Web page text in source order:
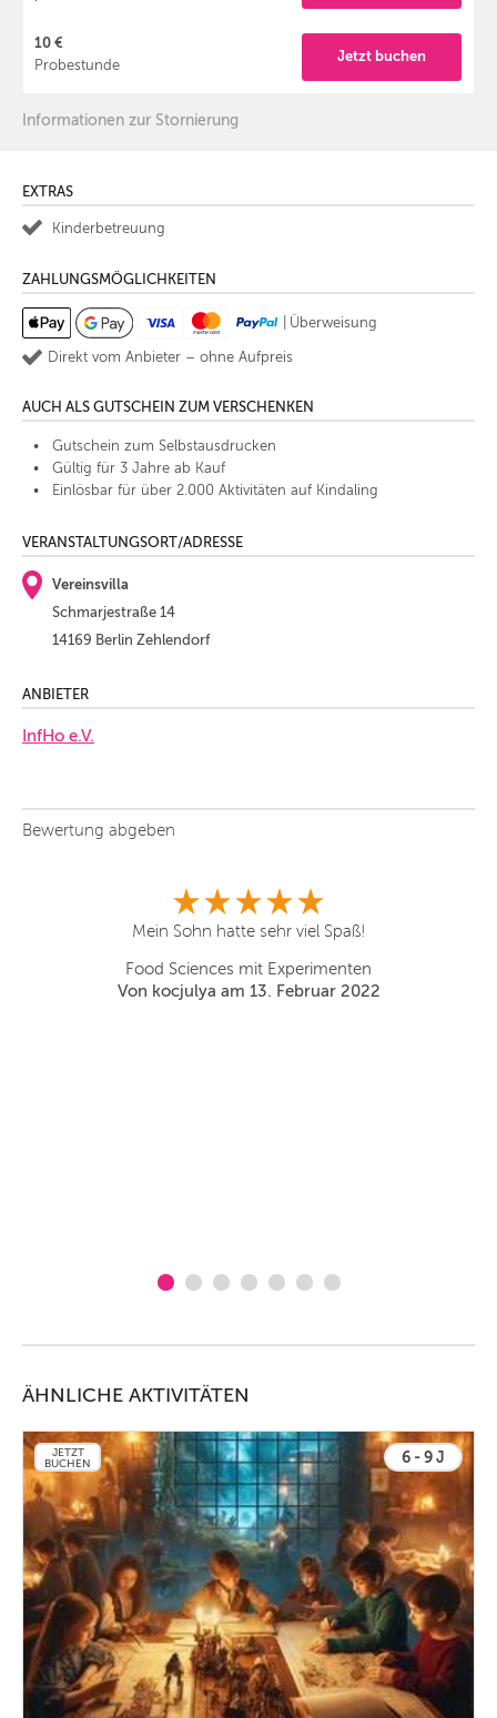
10 €
Probestunde
Jetzt buchen
Informationen zur Stornierung
EXTRAS
Kinderbetreuung
ZAHLUNGSMÖGLICHKEITEN
Überweisung
Direkt vom Anbieter – ohne Aufpreis
AUCH ALS GUTSCHEIN ZUM VERSCHENKEN
Gutschein zum Selbstausdrucken
Gültig für 3 Jahre ab Kauf
Einlösbar für über 2.000 Aktivitäten auf Kindaling
VERANSTALTUNGSORT/ADRESSE
Vereinsvilla
Schmarjestraße 14
14169 Berlin Zehlendorf
ANBIETER
InfHo e.V.
Bewertung abgeben
Mein Sohn hatte sehr viel Spaß!
Food Sciences mit Experimenten
Von kocjulya am 13. Februar 2022
ÄHNLICHE AKTIVITÄTEN
JETZT
BUCHEN
6 - 9 J